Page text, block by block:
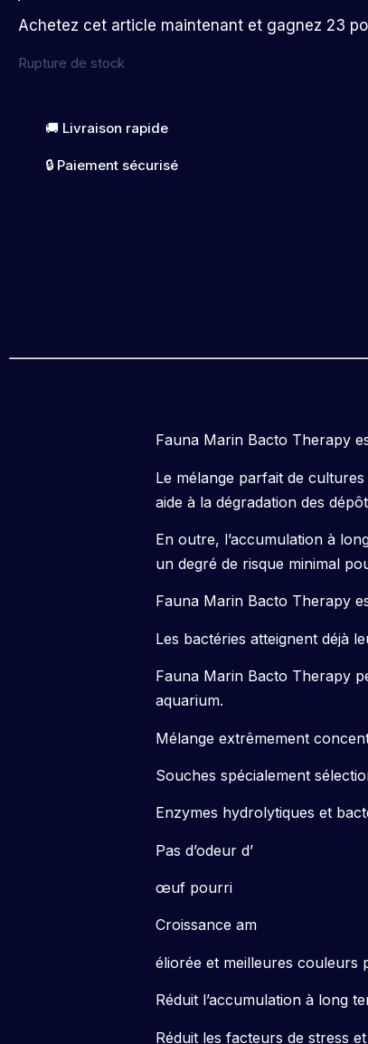
Achetez cet article maintenant et gagnez 23
Rupture de stock
🚚 Livraison rapide
🔒 Paiement sécurisé
Fauna Marin Bacto Therapy
Le mélange parfait de
aide à la dégradation des
En outre, l’accumulation à
un degré de risque minimal
Fauna Marin Bacto Therapy
Les bactéries atteignent déjà
Fauna Marin Bacto Therapy
aquarium.
Mélange extrêmement
Souches spécialement
Enzymes hydrolytiques et
Pas d’odeur d’
œuf pourri
Croissance am
éliorée et meilleures couleurs
Réduit l’accumulation à long
Réduit les facteurs de stress